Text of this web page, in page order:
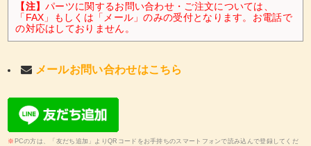
【注】パーツに関するお問い合わせ・ご注文については、
「FAX」もしくは「メール」のみの受付となります。お電話で
の対応はしておりません。
メールお問い合わせはこちら
※ PCの方は、「友だち追加」よりQRコードをお手持ちのスマートフォンで読み込んで登録してくだ